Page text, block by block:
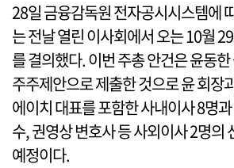
28일 금융감독원 전자공시시스템에
는 전날 열린 이사회에서 오는 10월
를 결의했다. 이번 주총 안건은 윤동
주주제안으로 제출한 것으로 윤 회장
에이치 대표를 포함한 사내이사 8명
수, 권영상 변호사 등 사외이사 2명의
예정이다.